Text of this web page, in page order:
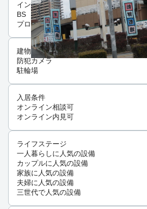
インターネット可
BS
プロパンガス
建物設備
防犯カメラ
駐輪場
入居条件
オンライン相談可
オンライン内見可
ライフステージ
一人暮らしに人気の設備
カップルに人気の設備
家族に人気の設備
夫婦に人気の設備
三世代で人気の設備